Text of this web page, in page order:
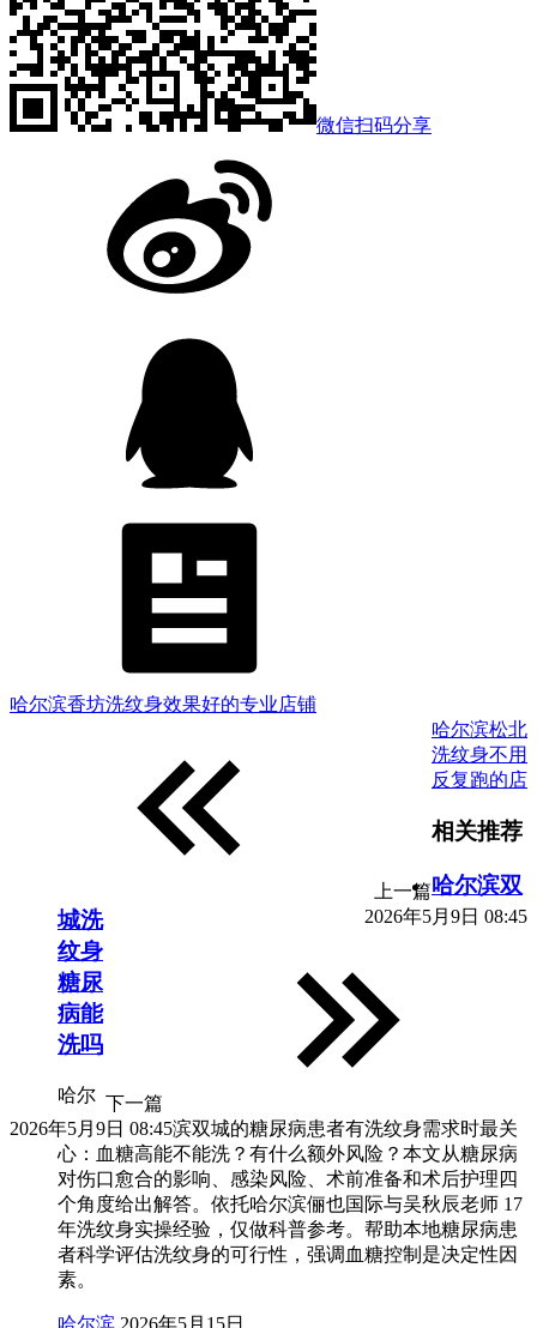
微信扫码分享
哈尔滨香坊洗纹身效果好的专业店铺
上一篇
2026年5月9日 08:45
哈尔滨松北
洗纹身不用
反复跑的店
下一篇
2026年5月9日 08:45
相关推荐
哈尔滨双
城洗
纹身
糖尿
病能
洗吗
哈尔
滨双城的糖尿病患者有洗纹身需求时最关
心：血糖高能不能洗？有什么额外风险？本文从糖尿病
对伤口愈合的影响、感染风险、术前准备和术后护理四
个角度给出解答。依托哈尔滨俪也国际与吴秋辰老师 17
年洗纹身实操经验，仅做科普参考。帮助本地糖尿病患
者科学评估洗纹身的可行性，强调血糖控制是决定性因
素。